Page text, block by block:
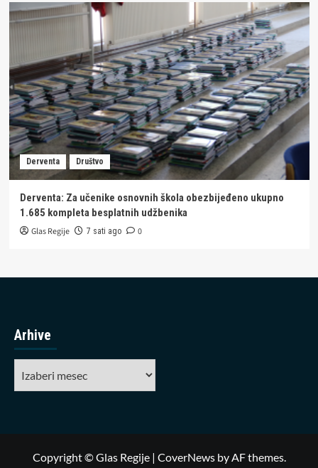
Derventa Društvo
Derventa: Za učenike osnovnih škola obezbijeđeno ukupno
1.685 kompleta besplatnih udžbenika
Glas Regije 7 sati ago 0
Arhive
Copyright © Glas Regije | CoverNewsby AF themes.